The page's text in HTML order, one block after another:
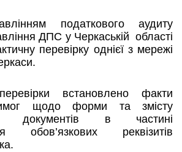
податкового аудиту
ДПС у Черкаській області
перевірку однієї з мережі
встановлено факти
щодо форми та змісту
документів в частині
обов’язкових реквізитів